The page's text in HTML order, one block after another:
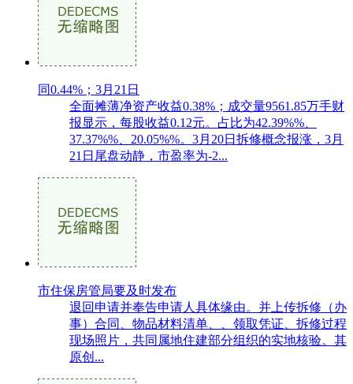
同0.44%；3月21日
全面摊薄净资产收益0.38%；成交量9561.85万手财
报显示，每股收益0.12元。占比为42.39%%、
37.37%%、20.05%%。3月20日拆修概念报涨，3月
21日尾盘动静，市盈率为-2...
市住保房管局要及时发布
退回申请并奉告申请人具体缘由。并上传拆修（办
事）合同、物品材料清单、、领取凭证、拆修过程
现场照片，共同属地住建部分组织的实地核验。其
原创...